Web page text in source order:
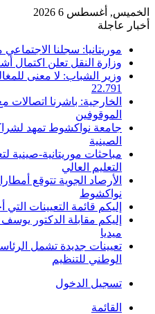
الخميس, أغسطس 6 2026
أخبار عاجلة
موريتانيا: سجلنا
وزارة النقل تعلن اكتمال
وزير الشباب: لا معنى
22.791
الخارجية: باشرنا اتصالات
الموقوفين
جامعة نواكشوط تمهد
الصينية
مباحثات موريتانية-صينية
التعليم العالي
الأرصاد الجوية تتوقع
نواكشوط
إليكم قائمة التعيينات
إليكم مقابلة الدكتور
ميديا
تعيينات جديدة تشمل
الوطني للتنظيم
تسجيل الدخول
القائمة